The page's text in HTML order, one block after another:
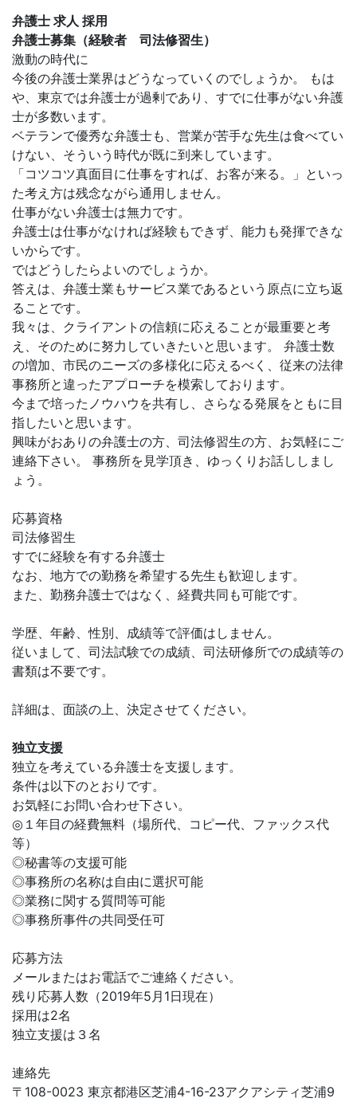
弁護士 求人 採用
弁護士募集（経験者 司法修習生）
激動の時代に
今後の弁護士業界はどうなっていくのでしょうか。 もは
や、東京では弁護士が過剰であり、すでに仕事がない弁護
士が多数います。
ベテランで優秀な弁護士も、営業が苦手な先生は食べてい
けない、そういう時代が既に到来しています。
「コツコツ真面目に仕事をすれば、お客が来る。」といっ
た考え方は残念ながら通用しません。
仕事がない弁護士は無力です。
弁護士は仕事がなければ経験もできず、能力も発揮できな
いからです。
ではどうしたらよいのでしょうか。
答えは、弁護士業もサービス業であるという原点に立ち返
ることです。
我々は、クライアントの信頼に応えることが最重要と考
え、そのために努力していきたいと思います。 弁護士数
の増加、市民のニーズの多様化に応えるべく、従来の法律
事務所と違ったアプローチを模索しております。
今まで培ったノウハウを共有し、さらなる発展をともに目
指したいと思います。
興味がおありの弁護士の方、司法修習生の方、お気軽にご
連絡下さい。 事務所を見学頂き、ゆっくりお話ししまし
ょう。
応募資格
司法修習生
すでに経験を有する弁護士
なお、地方での勤務を希望する先生も歓迎します。
また、勤務弁護士ではなく、経費共同も可能です。
学歴、年齢、性別、成績等で評価はしません。
従いまして、司法試験での成績、司法研修所での成績等の
書類は不要です。
詳細は、面談の上、決定させてください。
独立支援
独立を考えている弁護士を支援します。
条件は以下のとおりです。
お気軽にお問い合わせ下さい。
◎１年目の経費無料（場所代、コピー代、ファックス代
等）
◎秘書等の支援可能
◎事務所の名称は自由に選択可能
◎業務に関する質問等可能
◎事務所事件の共同受任可
応募方法
メールまたはお電話でご連絡ください。
残り応募人数（2019年5月1日現在）
採用は2名
独立支援は３名
連絡先
〒108-0023 東京都港区芝浦4-16-23アクアシティ芝浦9